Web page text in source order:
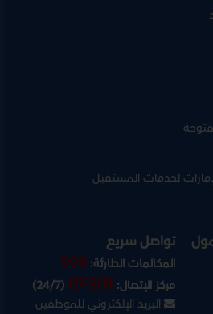
لخدمات المستقبل
تواصل سريع
المكالمات الطارئة:999
مركز الإتصال:07-901
(24/7)
البريد الإلكتروني للموظفين